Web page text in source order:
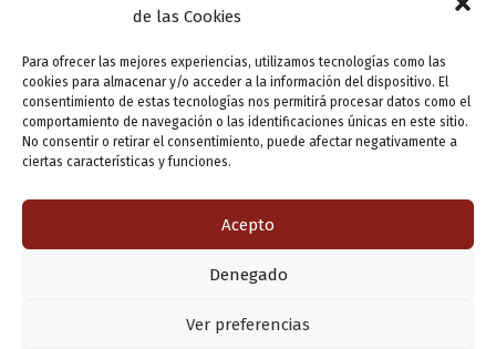
de las Cookies
Para ofrecer las mejores experiencias, utilizamos tecnologías como las
cookies para almacenar y/o acceder a la información del dispositivo. El
consentimiento de estas tecnologías nos permitirá procesar datos como el
comportamiento de navegación o las identificaciones únicas en este sitio.
No consentir o retirar el consentimiento, puede afectar negativamente a
ciertas características y funciones.
Acepto
Denegado
Ver preferencias
Encuentro literario con Marina Seoane
ensutinta/27 junio, 2013
El Lobo Feroz y la editorial Edi.máter organizan un acto
con la editora e ilustradora Marina Seoane, para el
Copyright © 2026 Valladolid en su titna